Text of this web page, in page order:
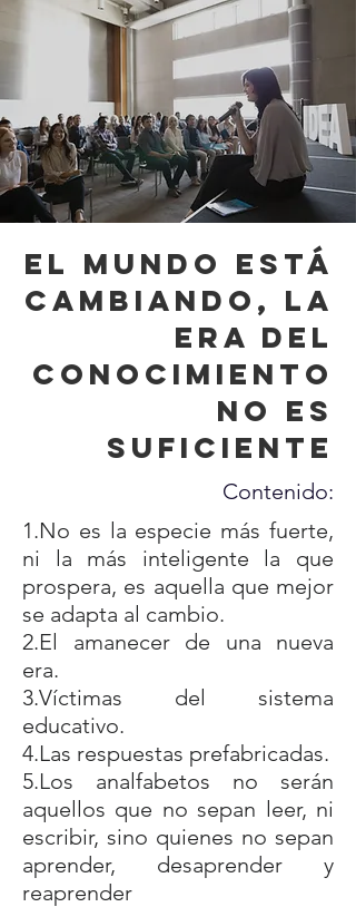
EL MUNDO ESTÁ
CAMBIANDO, LA
ERA DEL
CONOCIMIENTO
NO ES
SUFICIENTE
Contenido:
1.No es la especie más fuerte,
ni la más inteligente la que
prospera, es aquella que mejor
se adapta al cambio.
2.El amanecer de una nueva
era.
3.Víctimas del sistema
educativo.
4.Las respuestas prefabricadas.
5.Los analfabetos no serán
aquellos que no sepan leer, ni
escribir, sino quienes no sepan
aprender, desaprender y
reaprender